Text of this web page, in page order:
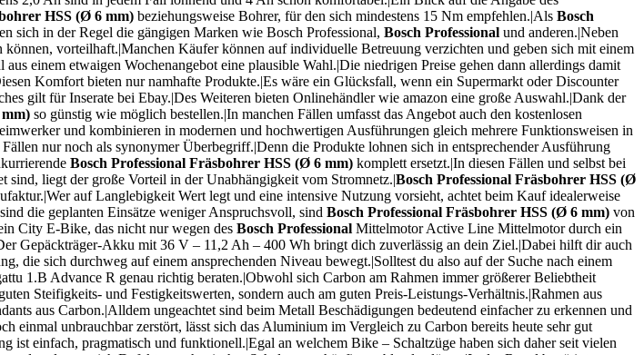
HSS (Ø 6 mm) beziehungsweise Bohrer, für den sich mindestens 15 Nm empfehlen.|Als Bosch
sich in der Regel die gängigen Marken wie Bosch Professional, Bosch Professional und anderen.|Neben
vorteilhaft.|Manchen Käufer können auf individuelle Betreuung verzichten und geben sich mit einem
aus einem etwaigen Wochenangebot eine plausible Wahl.|Die niedrigen Preise gehen dann allerdings damit
Komfort bieten nur namhafte Produkte.|Es wäre ein Glücksfall, wenn ein Supermarkt oder Discounter
gilt für Inserate bei Ebay.|Des Weiteren bieten Onlinehändler wie amazon eine große Auswahl.|Dank der
so günstig wie möglich bestellen.|In manchen Fällen umfasst das Angebot auch den kostenlosen
und kombinieren in modernen und hochwertigen Ausführungen gleich mehrere Funktionsweisen in
nur noch als synonymer Überbegriff.|Denn die Produkte lohnen sich in entsprechender Ausführung
Bosch Professional Fräsbohrer HSS (Ø 6 mm) komplett ersetzt.|In diesen Fällen und selbst bei
liegt der große Vorteil in der Unabhängigkeit vom Stromnetz.|Bosch Professional Fräsbohrer HSS (Ø
auf Langlebigkeit Wert legt und eine intensive Nutzung vorsieht, achtet beim Kauf idealerweise
die geplanten Einsätze weniger Anspruchsvoll, sind Bosch Professional Fräsbohrer HSS (Ø 6 mm) von
City E-Bike, das nicht nur wegen des Bosch Professional Mittelmotor Active Line Mittelmotor durch ein
Gepäckträger-Akku mit 36 V – 11,2 Ah – 400 Wh bringt dich zuverlässig an dein Ziel.|Dabei hilft dir auch
die sich durchweg auf einem ansprechenden Niveau bewegt.|Solltest du also auf der Suche nach einem
1.B Advance R genau richtig beraten.|Obwohl sich Carbon am Rahmen immer größerer Beliebtheit
Steifigkeits- und Festigkeitswerten, sondern auch am guten Preis-Leistungs-Verhältnis.|Rahmen aus
aus Carbon.|Alldem ungeachtet sind beim Metall Beschädigungen bedeutend einfacher zu erkennen und
unbrauchbar zerstört, lässt sich das Aluminium im Vergleich zu Carbon bereits heute sehr gut
einfach, pragmatisch und funktionell.|Egal an welchem Bike – Schaltzüge haben sich daher seit vielen